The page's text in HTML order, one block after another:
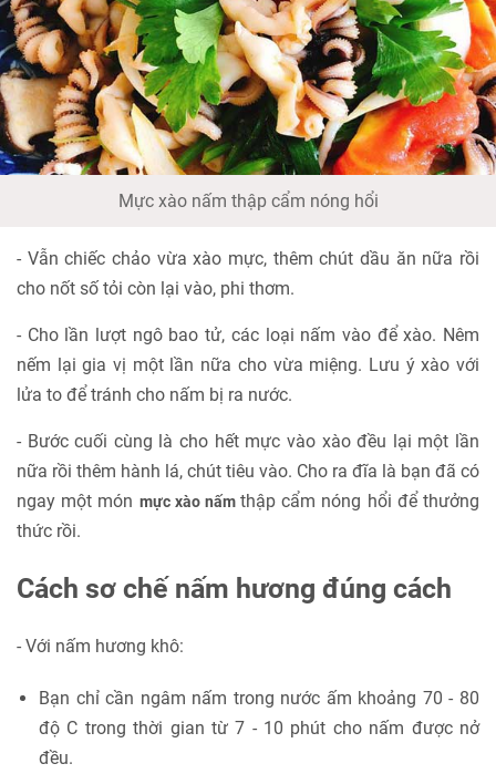
Mực xào nấm thập cẩm nóng hổi
- Vẫn chiếc chảo vừa xào mực, thêm chút dầu ăn nữa rồi
cho nốt số tỏi còn lại vào, phi thơm.
- Cho lần lượt ngô bao tử, các loại nấm vào để xào. Nêm
nếm lại gia vị một lần nữa cho vừa miệng. Lưu ý xào với
lửa to để tránh cho nấm bị ra nước.
- Bước cuối cùng là cho hết mực vào xào đều lại một lần
nữa rồi thêm hành lá, chút tiêu vào. Cho ra đĩa là bạn đã có
ngay một món mực xào nấmthập cẩm nóng hổi để thưởng
thức rồi.
Cách sơ chế nấm hương đúng cách
- Với nấm hương khô:
Bạn chỉ cần ngâm nấm trong nước ấm khoảng 70 - 80
độ C trong thời gian từ 7 - 10 phút cho nấm được nở
đều.